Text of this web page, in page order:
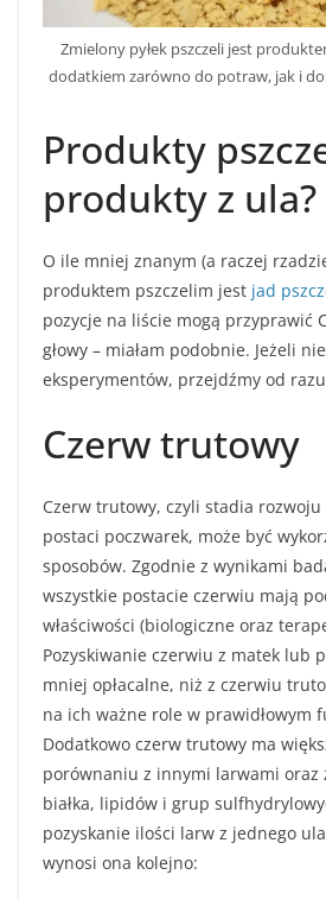
Zmielony pyłek pszczeli jest
dodatkiem zarówno do potraw, jak i
Produkty
produkty z ula?
O ile mniej znanym (a raczej
produktem pszczelim jest jad
pozycje na liście mogą przyprawić
głowy – miałam podobnie. Jeżeli
eksperymentów, przejdźmy od
Czerw trutowy
Czerw trutowy, czyli stadia
postaci poczwarek, może być
sposobów. Zgodnie z wynikami
wszystkie postacie czerwiu mają
właściwości (biologiczne oraz
Pozyskiwanie czerwiu z matek lub
mniej opłacalne, niż z czerwiu
na ich ważne role w prawidłowym
Dodatkowo czerw trutowy ma
porównaniu z innymi larwami oraz
białka, lipidów i grup
pozyskanie ilości larw z jednego
wynosi ona kolejno: